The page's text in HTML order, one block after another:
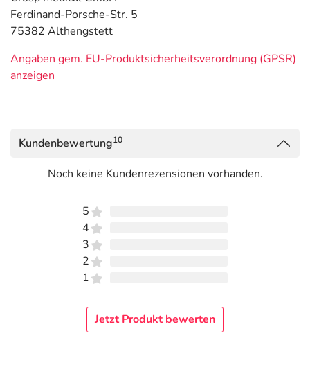
Ferdinand-Porsche-Str. 5
75382 Althengstett
Angaben gem. EU-Produktsicherheitsverordnung (GPSR)
anzeigen
Kundenbewertung10
Noch keine Kundenrezensionen vorhanden.
5
4
3
2
1
Jetzt Produkt bewerten